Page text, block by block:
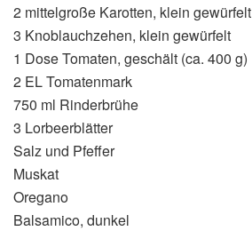
2 mittelgroße Karotten, klein gewürfelt
3 Knoblauchzehen, klein gewürfelt
1 Dose Tomaten, geschält (ca. 400 g)
2 EL Tomatenmark
750 ml Rinderbrühe
3 Lorbeerblätter
Salz und Pfeffer
Muskat
Oregano
Balsamico, dunkel